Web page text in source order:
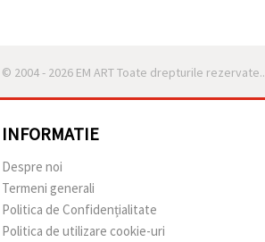
© 2004 - 2026 EM ART Toate drepturile rezervate..
INFORMATIE
Despre noi
Termeni generali
Politica de Confidențialitate
Politica de utilizare cookie-uri